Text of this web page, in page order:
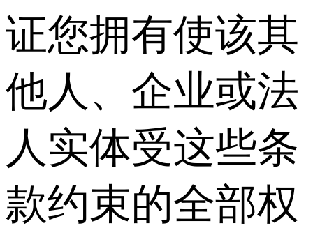
证您拥有使该其
他人、企业或法
人实体受这些条
款约束的全部权